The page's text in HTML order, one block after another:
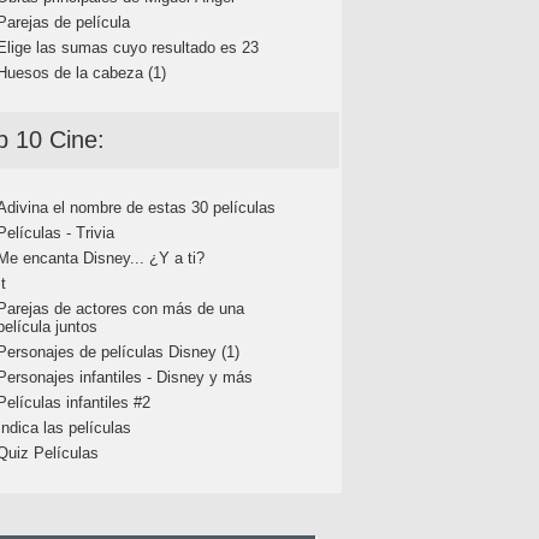
de película
las sumas cuyo resultado es 23
de la cabeza (1)
10 Cine:
el nombre de estas 30 películas
- Trivia
encanta Disney... ¿Y a ti?
de actores con más de una
juntos
de películas Disney (1)
infantiles - Disney y más
infantiles #2
las películas
Películas